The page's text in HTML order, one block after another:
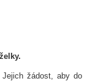
žádost, aby do